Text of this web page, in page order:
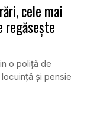
cele mai
regăseşte
o poliţă de
şi pensie